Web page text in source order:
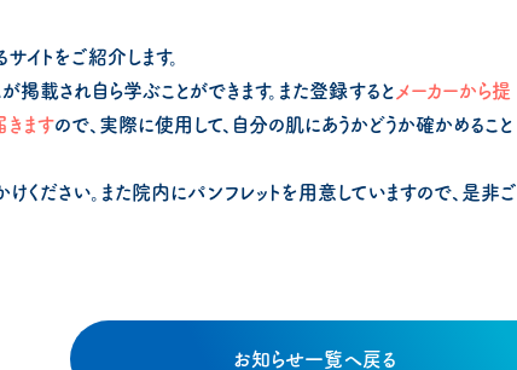
イトをご紹介します。
掲載され自ら学ぶことができます。また登録すると メーカーから提
ますので、実際に使用して、自分の肌にあうかどうか確かめること
ください。また院内にパンフレットを用意していますので、是非ご
お知らせ一覧へ戻る